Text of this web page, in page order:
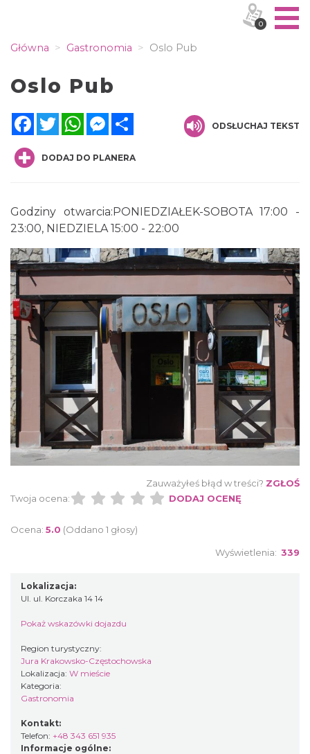
Główna Gastronomia Oslo Pub
Oslo Pub
FacebookTwitterWhatsAppMessenger
ODSŁUCHAJ TEKST
DODAJ DO PLANERA
Godziny otwarcia:PONIEDZIAŁEK-SOBOTA 17:00 -
23:00, NIEDZIELA 15:00 - 22:00
Zauważyłeś błąd w treści? ZGŁOŚ
Twoja ocena:
DODAJ OCENĘ
Ocena: 5.0 (Oddano 1 głosy)
Wyświetlenia: 339
Lokalizacja:
Ul. ul. Korczaka 14 14
Pokaż wskazówki dojazdu
Region turystyczny:
Jura Krakowsko-Częstochowska
Lokalizacja: W mieście
Kategoria:
Gastronomia
Kontakt:
Telefon: +48 343 651 935
Informacje ogólne:
0